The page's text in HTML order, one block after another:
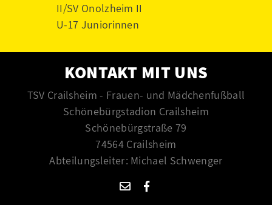
II/SV Onolzheim II
U-17 Juniorinnen
KONTAKT MIT UNS
TSV Crailsheim - Frauen- und Mädchenfußball
Schönebürgstadion Crailsheim
Schönebürgstraße 79
74564 Crailsheim
Abteilungsleiter: Michael Schwenger